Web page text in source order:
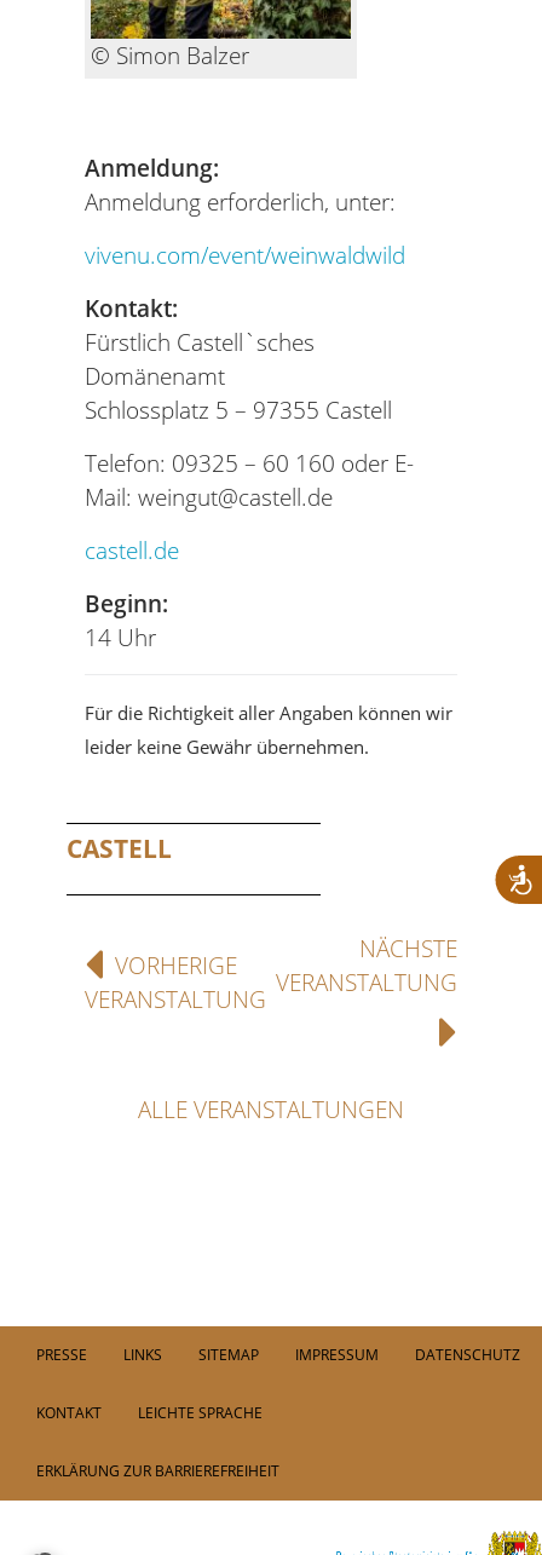
© Simon Balzer
Anmeldung:
Anmeldung erforderlich, unter:
vivenu.com/event/weinwaldwild
Kontakt:
Fürstlich Castell`sches
Domänenamt
Schlossplatz 5 – 97355 Castell
Telefon: 09325 – 60 160 oder E-
Mail: weingut@castell.de
castell.de
Beginn:
14 Uhr
Für die Richtigkeit aller Angaben können wir
leider keine Gewähr übernehmen.
CASTELL
VORHERIGE
VERANSTALTUNG
NÄCHSTE
VERANSTALTUNG
ALLE VERANSTALTUNGEN
PRESSE LINKS SITEMAP IMPRESSUM DATENSCHUTZ
KONTAKT LEICHTE SPRACHE
ERKLÄRUNG ZUR BARRIEREFREIHEIT